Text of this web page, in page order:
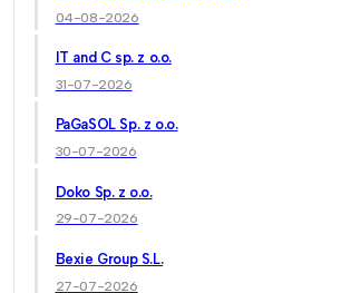
04-08-2026
IT and C sp. z o.o.
31-07-2026
PaGaSOL Sp. z o.o.
30-07-2026
Doko Sp. z o.o.
29-07-2026
Bexie Group S.L.
27-07-2026